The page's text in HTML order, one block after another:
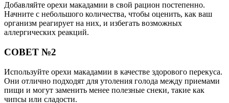
Добавляйте орехи макадамии в свой рацион постепенно.
Начните с небольшого количества, чтобы оценить, как ваш
организм реагирует на них, и избегать возможных
аллергических реакций.
СОВЕТ №2
Используйте орехи макадамии в качестве здорового перекуса.
Они отлично подходят для утоления голода между приемами
пищи и могут заменить менее полезные снеки, такие как
чипсы или сладости.